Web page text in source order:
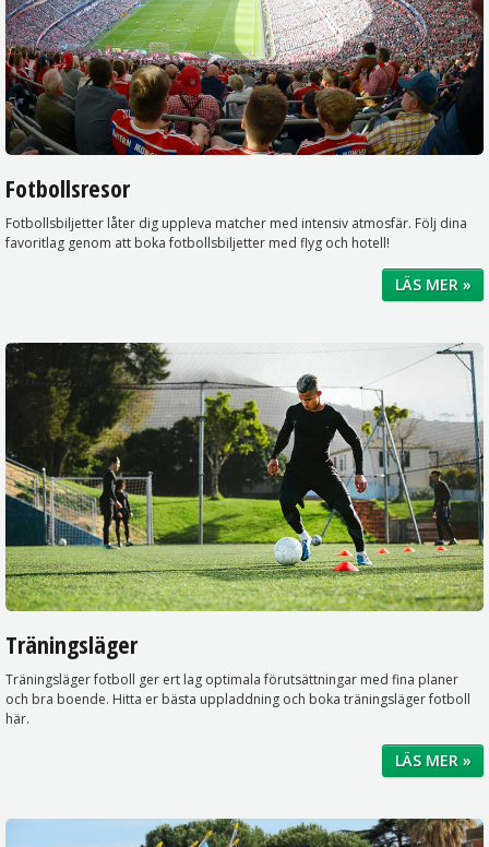
Fotbollsresor
Fotbollsbiljetter låter dig uppleva matcher med intensiv atmosfär. Följ dina
favoritlag genom att boka fotbollsbiljetter med flyg och hotell!
LÄS MER »
Träningsläger
Träningsläger fotboll ger ert lag optimala förutsättningar med fina planer
och bra boende. Hitta er bästa uppladdning och boka träningsläger fotboll
här.
LÄS MER »